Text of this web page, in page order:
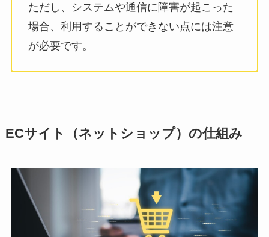
ただし、システムや通信に障害が起こった
場合、利用することができない点には注意
が必要です。
ECサイト（ネットショップ）の仕組み